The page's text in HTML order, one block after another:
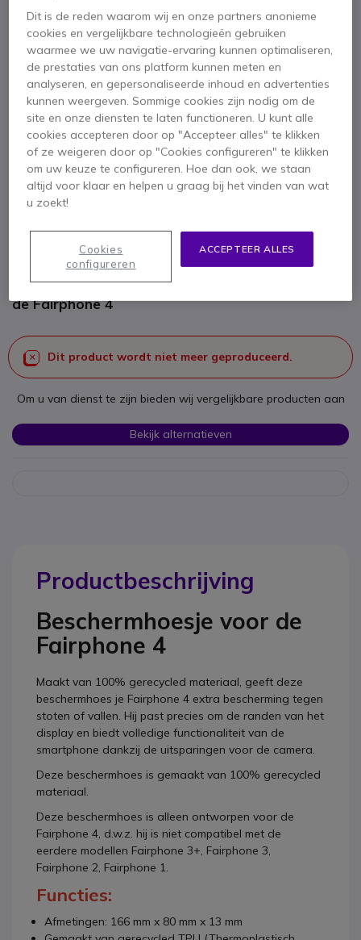
Fairphone 4
Beschermend Zacht
Hoesje Grijs
SKU FAIRPHCASE // Referentie fabrikant: F4CASE-1DG-WW1
de Fairphone 4
Dit product wordt niet meer geproduceerd.
Om u van dienst te zijn bieden wij vergelijkbare producten aan
Bekijk alternatieven
Ga naar het begin van de afbeeldingen-gallerij
Productbeschrijving
Beschermhoesje voor de
Fairphone 4
Maakt van 100% gerecycled materiaal, geeft deze
beschermhoes je Fairphone 4 extra bescherming tegen
stoten of vallen. Hij past precies om de randen van het
display en biedt volledige functionaliteit van de
smartphone dankzij de uitsparingen voor de camera.
Deze beschermhoes is gemaakt van 100% gerecycled
materiaal.
Deze beschermhoes is alleen ontworpen voor de
Fairphone 4, d.w.z. hij is niet compatibel met de
eerdere modellen Fairphone 3+, Fairphone 3,
Fairphone 2, Fairphone 1.
Functies:
Afmetingen: 166 mm x 80 mm x 13 mm
Dit is de reden waarom wij en onze partners anonieme
cookies en vergelijkbare technologieën gebruiken
waarmee we uw navigatie-ervaring kunnen optimaliseren,
de prestaties van ons platform kunnen meten en
analyseren, en gepersonaliseerde inhoud en advertenties
kunnen weergeven. Sommige cookies zijn nodig om de
site en onze diensten te laten functioneren. U kunt alle
cookies accepteren door op "Accepteer alles" te klikken
of ze weigeren door op "Cookies configureren" te klikken
om uw keuze te configureren. Hoe dan ook, we staan
altijd voor klaar en helpen u graag bij het vinden van wat
u zoekt!
ACCEPTEER ALLES
Cookies
configureren